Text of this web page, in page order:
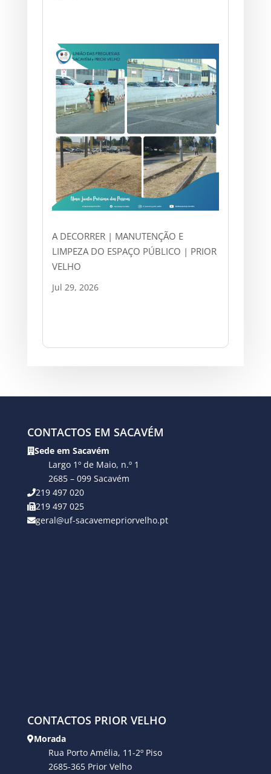
A DECORRER | MANUTENÇÃO E
LIMPEZA DO ESPAÇO PÚBLICO | PRIOR
VELHO
Jul 29, 2026
CONTACTOS EM SACAVÉM
Sede em Sacavém
Largo 1º de Maio, n.º 1
2685 – 099 Sacavém
219 497 020
219 497 025
geral@uf-sacavemepriorvelho.pt
CONTACTOS PRIOR VELHO
Morada
Rua Porto Amélia, 11-2º Piso
2685-365 Prior Velho